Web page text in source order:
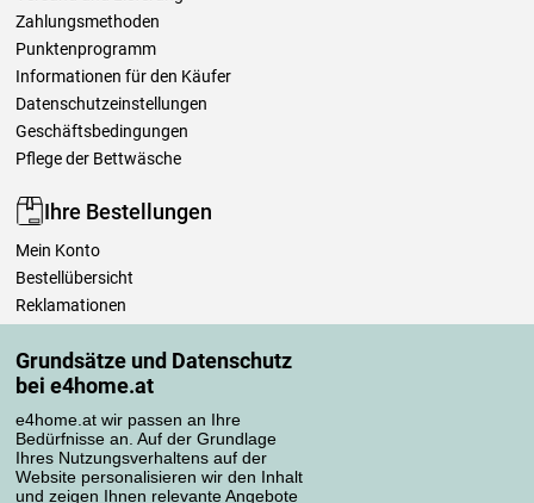
Grundsätze und Datenschutz
bei e4home.at
e4home.at wir passen an Ihre
Bedürfnisse an. Auf der Grundlage
Ihres Nutzungsverhaltens auf der
Website personalisieren wir den Inhalt
und zeigen Ihnen relevante Angebote
Zahlungsmethoden
Punktenprogramm
Informationen für den Käufer
Datenschutzeinstellungen
Geschäftsbedingungen
Pflege der Bettwäsche
Ihre Bestellungen
Mein Konto
Bestellübersicht
Reklamationen
Einfach mehr wissen
Richtlinien zur Verarbeitung von Bewertungen
Transportarten